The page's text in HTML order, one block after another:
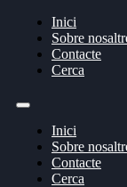
Inici
Sobre
Contacte
Cerca
Inici
Sobre
Contacte
Cerca